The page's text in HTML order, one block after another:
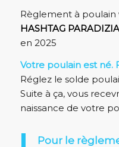
Règlement à poulain
HASHTAG
en 2025
Votre poulain est né.
Réglez le solde
Suite à ça, vous
naissance de votre
Pour le